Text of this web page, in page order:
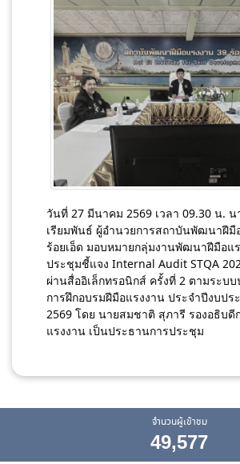
วันที่ 27 มีนาคม 2569 เวลา 09.30 น. น
เรียมพันธ์ ผู้อํานวยการสถาบันพัฒนาฝีมื
ร้อยเอ็ด มอบหมายกลุ่มงานพัฒนาฝีมือแ
ประชุมชี้แจง Internal Audit STQA
ผ่านสื่ออิเล็กทรอนิกส์ ครั้งที่ 2 ตามระบ
การฝึกอบรมฝีมือแรงงาน ประจําปีงบป
2569 โดย นายสมชาติ สุภารี รองอธิบ
แรงงาน เป็นประธานการประชุม
จำนวนผู้เข้าชม
49,577